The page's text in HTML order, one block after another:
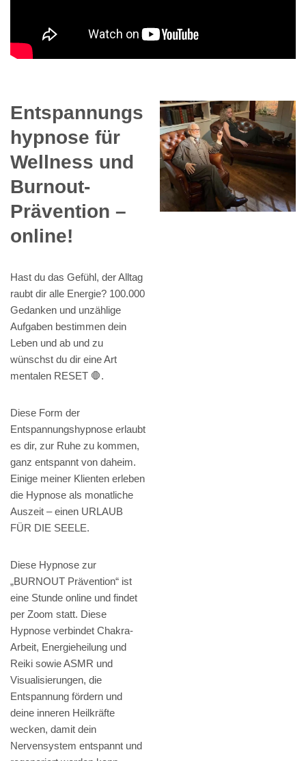
Entspannungs
hypnose für
Wellness und
Burnout-
Prävention –
online!
Hast du das Gefühl, der Alltag
raubt dir alle Energie? 100.000
Gedanken und unzählige
Aufgaben bestimmen dein
Leben und ab und zu
wünschst du dir eine Art
mentalen RESET 🛑.
Diese Form der
Entspannungshypnose erlaubt
es dir, zur Ruhe zu kommen,
ganz entspannt von daheim.
Einige meiner Klienten erleben
die Hypnose als monatliche
Auszeit – einen URLAUB
FÜR DIE SEELE.
Diese Hypnose zur
„BURNOUT Prävention“ ist
eine Stunde online und findet
per Zoom statt. Diese
Hypnose verbindet Chakra-
Arbeit, Energieheilung und
Reiki sowie ASMR und
Visualisierungen, die
Entspannung fördern und
deine inneren Heilkräfte
wecken, damit dein
Nervensystem entspannt und